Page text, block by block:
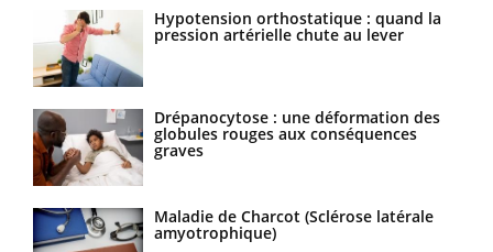
Hypotension orthostatique : quand la
pression artérielle chute au lever
Drépanocytose : une déformation des
globules rouges aux conséquences
graves
Maladie de Charcot (Sclérose latérale
amyotrophique)